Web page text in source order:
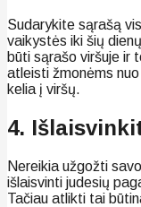
Sudarykite sąrašą
vaikystės iki šių
būti sąrašo viršuje ir
atleisti žmonėms
kelia į viršų.
4.
Nereikia užgožti
išlaisvinti judesių
Tačiau atlikti tai